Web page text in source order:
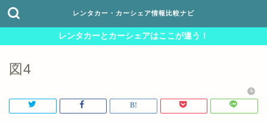
レンタカー・カーシェア情報比較ナビ
レンタカーとカーシェアはここが違う！
図4